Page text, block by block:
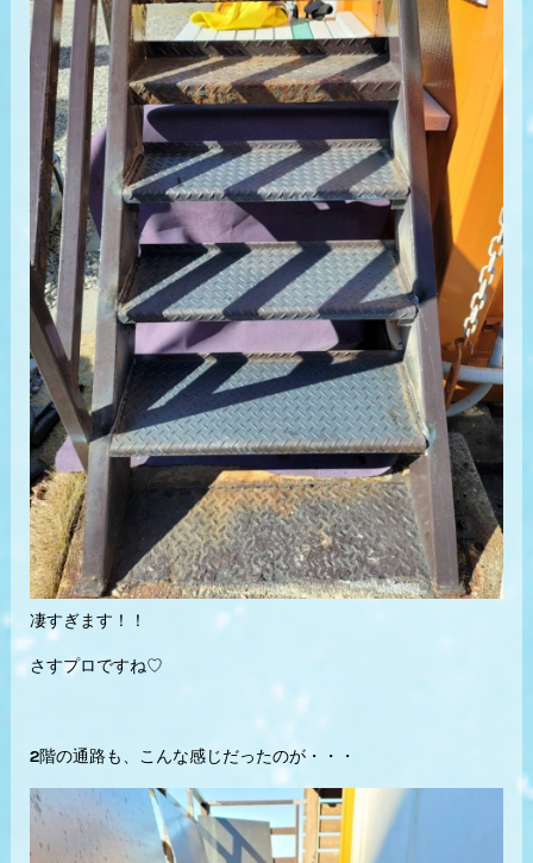
凄すぎます！！
さすプロですね♡
2階の通路も、こんな感じだったのが・・・